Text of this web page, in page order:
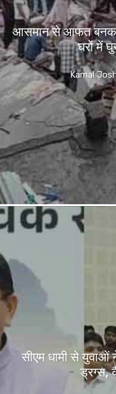
आसमान से आफत बनकर
घरों में
Kamal
सीएम धामी से युवाओं
ड्रग्स,